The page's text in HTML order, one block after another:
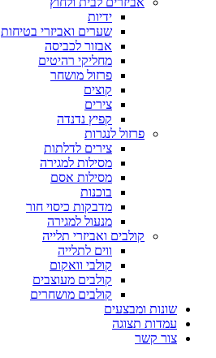
ידיות
שערים ואביזרי בטיחות
אבזור לכביסה
מחליקי רהיטים
פרזול מושחר
קוצים
צירים
קפיץ נדנדה
פרזול לנגרות
צירים לדלתות
מסילות למגירה
מסילות אסם
בוכנות
מדבקות כיסוי חור
מנעול למגירה
קולבים ואביזרי תלייה
ווים לתלייה
קולבי וואקום
קולבים מעוצבים
קולבים מושחרים
שונות ומבצעים
עמדות תצוגה
צור קשר